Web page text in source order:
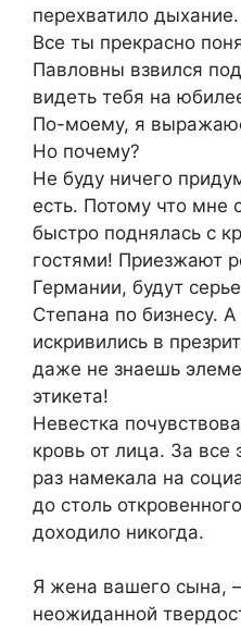
перехватило
Все ты прекрасно
Павловны взвился
видеть тебя на
По-моему, я
Но почему?
Не буду ничего
есть. Потому что
быстро поднялась с
гостями! Приезжают
Германии, будут
Степана по бизнесу.
искривились в
даже не знаешь
этикета!
Невестка
кровь от лица. За все
раз намекала на
до столь
доходило никогда.
Я жена вашего сына,
неожиданной